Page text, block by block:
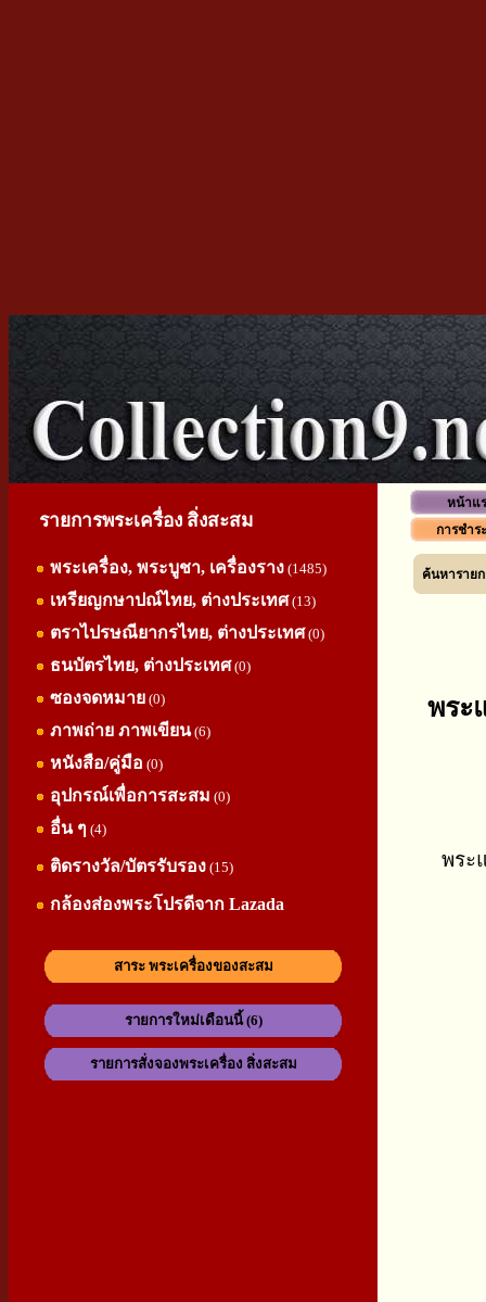
รายการพระเครื่อง สิ่งสะสม
พระเครื่อง, พระบูชา, เครื่องราง (1485)
เหรียญกษาปณ์ไทย, ต่างประเทศ(13)
ตราไปรษณียากรไทย, ต่างประเทศ(0)
ธนบัตรไทย, ต่างประเทศ(0)
ซองจดหมาย (0)
ภาพถ่าย ภาพเขียน(6)
หนังสือ/คู่มือ (0)
อุปกรณ์เพื่อการสะสม (0)
อื่น ๆ (4)
ติดรางวัล/บัตรรับรอง (15)
กล้องส่องพระโปรดีจาก Lazada
สาระ พระเครื่องของสะสม
รายการใหม่เดือนนี้ (6)
รายการสั่งจองพระเครื่อง สิ่งสะสม
หน้าแ
การชำร
ค้นหารายก
พระ
พระ